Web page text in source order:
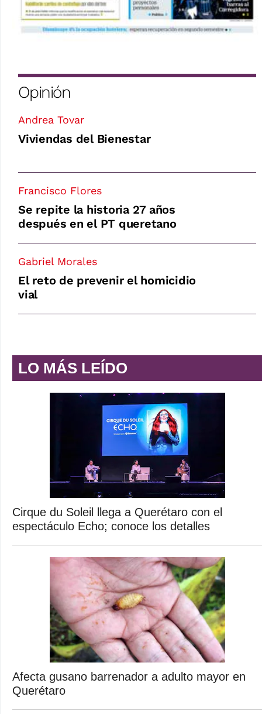
Opinión
Andrea Tovar
Viviendas del Bienestar
Francisco Flores
Se repite la historia 27 años
después en el PT queretano
Gabriel Morales
El reto de prevenir el homicidio
vial
LO MÁS LEÍDO
Cirque du Soleil llega a Querétaro con el
espectáculo Echo; conoce los detalles
Afecta gusano barrenador a adulto mayor en
Querétaro